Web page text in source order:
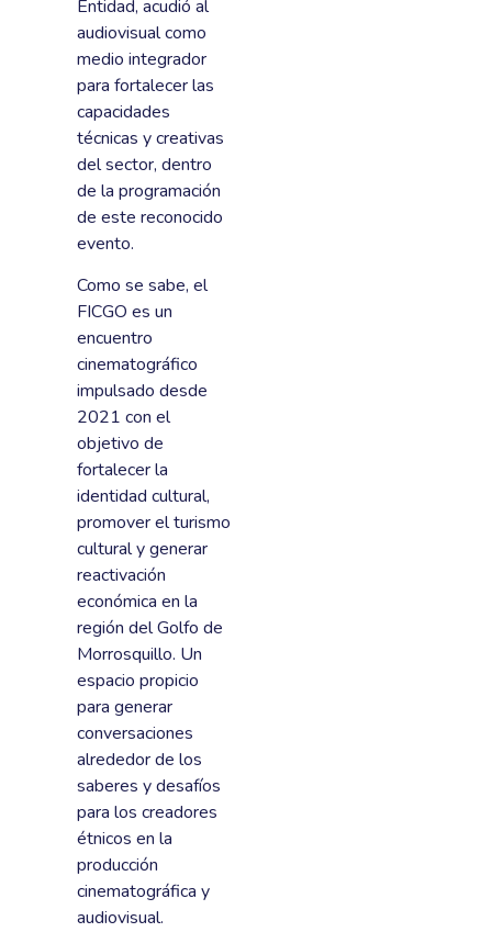
Entidad, acudió al
audiovisual como
medio integrador
para fortalecer las
capacidades
técnicas y creativas
del sector, dentro
de la programación
de este reconocido
evento.
Como se sabe, el
FICGO es un
encuentro
cinematográfico
impulsado desde
2021 con el
objetivo de
fortalecer la
identidad cultural,
promover el turismo
cultural y generar
reactivación
económica en la
región del Golfo de
Morrosquillo. Un
espacio propicio
para generar
conversaciones
alrededor de los
saberes y desafíos
para los creadores
étnicos en la
producción
cinematográfica y
audiovisual.